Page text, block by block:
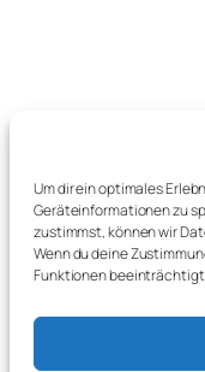
Um dir ein optimales
Geräteinformationen zu
zustimmst, können wir
Wenn du deine
Funktionen beeinträchtigt